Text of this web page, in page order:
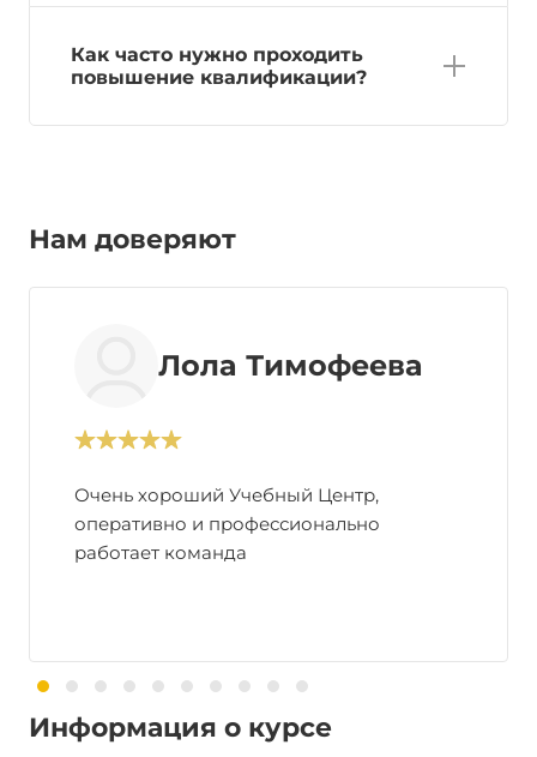
Как часто нужно проходить
повышение квалификации?
Нам доверяют
Лола Тимофеева
Очень хороший Учебный Центр,
оперативно и профессионально
работает команда
Информация о курсе